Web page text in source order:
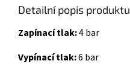
Detailní popis produktu
Zapínací tlak:4 bar
Vypínací tlak:6 bar